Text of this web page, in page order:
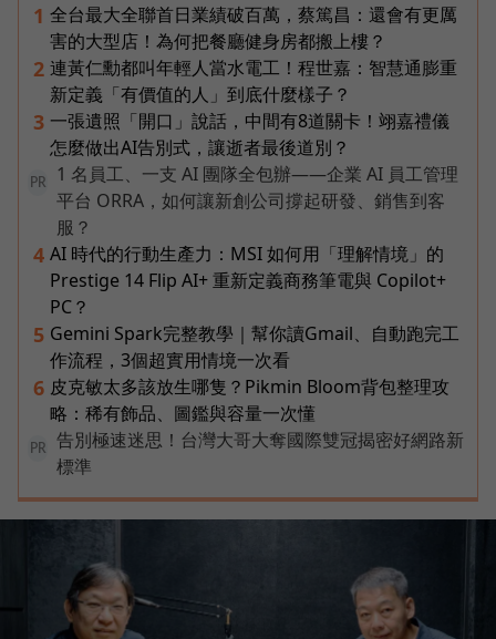
1 全台最大全聯首日業績破百萬，蔡篤昌：還會有更厲
害的大型店！為何把餐廳健身房都搬上樓？
2 連黃仁勳都叫年輕人當水電工！程世嘉：智慧通膨重
新定義「有價值的人」到底什麼樣子？
3 一張遺照「開口」說話，中間有8道關卡！翊嘉禮儀
怎麼做出AI告別式，讓逝者最後道別？
PR
1 名員工、一支 AI 團隊全包辦——企業 AI 員工管理
平台 ORRA，如何讓新創公司撐起研發、銷售到客
服？
4 AI 時代的行動生產力：MSI 如何用「理解情境」的
Prestige 14 Flip AI+ 重新定義商務筆電與 Copilot+
PC？
5 Gemini Spark完整教學｜幫你讀Gmail、自動跑完工
作流程，3個超實用情境一次看
6 皮克敏太多該放生哪隻？Pikmin Bloom背包整理攻
略：稀有飾品、圖鑑與容量一次懂
PR
告別極速迷思！台灣大哥大奪國際雙冠揭密好網路新
標準